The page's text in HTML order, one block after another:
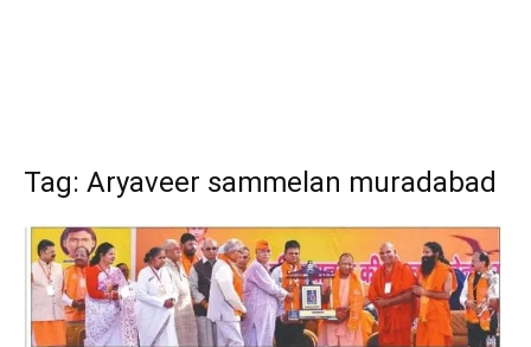
Tag: Aryaveer sammelan muradabad